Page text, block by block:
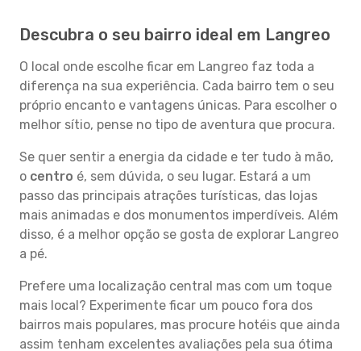
Descubra o seu bairro ideal em Langreo
O local onde escolhe ficar em Langreo faz toda a
diferença na sua experiência. Cada bairro tem o seu
próprio encanto e vantagens únicas. Para escolher o
melhor sítio, pense no tipo de aventura que procura.
Se quer sentir a energia da cidade e ter tudo à mão,
o centro é, sem dúvida, o seu lugar. Estará a um
passo das principais atrações turísticas, das lojas
mais animadas e dos monumentos imperdíveis. Além
disso, é a melhor opção se gosta de explorar Langreo
a pé.
Prefere uma localização central mas com um toque
mais local? Experimente ficar um pouco fora dos
bairros mais populares, mas procure hotéis que ainda
assim tenham excelentes avaliações pela sua ótima